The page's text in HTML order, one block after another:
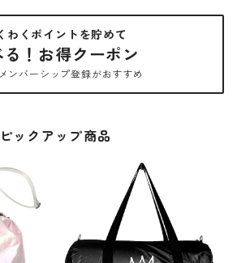
わくポイントを貯めて
！お得クーポン
ンバーシップ登録がおすすめ
ピックアップ商品